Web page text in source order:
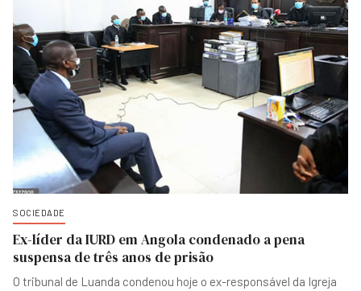
SOCIEDADE
Ex-líder da IURD em Angola condenado a pena
suspensa de três anos de prisão
O tribunal de Luanda condenou hoje o ex-responsável da Igreja